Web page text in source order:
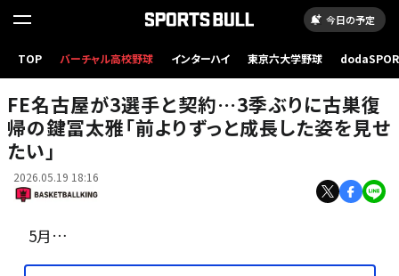
今日の予定
TOP バーチャル高校野球 インターハイ 東京六大学野球
（左から）マーフィー、ロペス、鍵冨［写真］＝B.LEAGUE
FE名古屋が3選手と契約…3季ぶりに古巣復
帰の鍵冨太雅「前よりずっと成長した姿を見せ
たい」
2026.05.19 18:16
5月…